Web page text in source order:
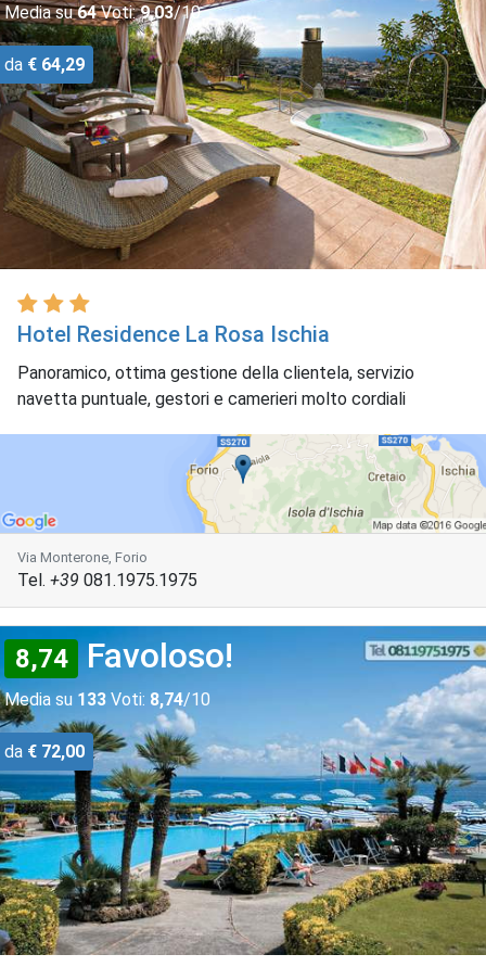
Media su64Voti: 9,03/10
da € 64,29
Hotel Residence La Rosa Ischia
Panoramico, ottima gestione della clientela, servizio
navetta puntuale, gestori e camerieri molto cordiali
Via Monterone, Forio
Tel. +39 081.1975.1975
8,74 Favoloso!
Media su 133 Voti: 8,74/10
da € 72,00